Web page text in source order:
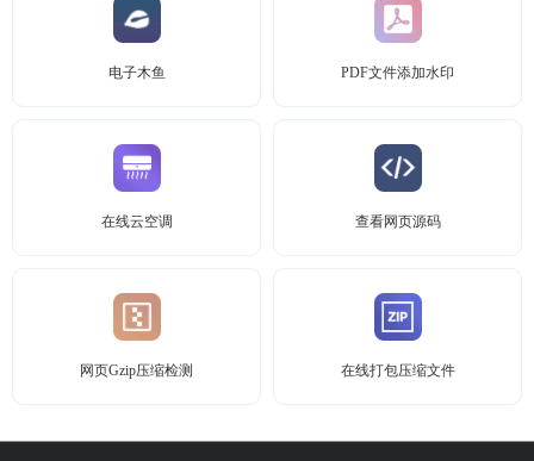
电子木鱼 PDF文件添加水印
在线云空调 查看网页源码
网页Gzip压缩检测 在线打包压缩文件